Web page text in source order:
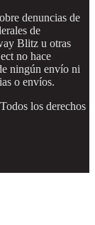
denuncias de
de
Blitz u otras
no hace
ningún envío ni
o envíos.
los derechos